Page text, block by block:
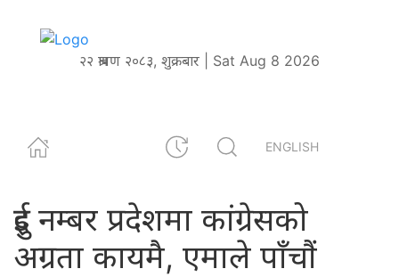
२२ श्रावण २०८३, शुक्रबार | Sat Aug 8 2026
ENGLISH
दुई नम्बर प्रदेशमा कांग्रेसको
अग्रता कायमै, एमाले पाँचाैं